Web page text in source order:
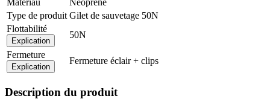
Type de produit Gilet de sauvetage 50N
Flottabilité
Explication
50N
Fermeture
Explication
Fermeture éclair + clips
Description du produit